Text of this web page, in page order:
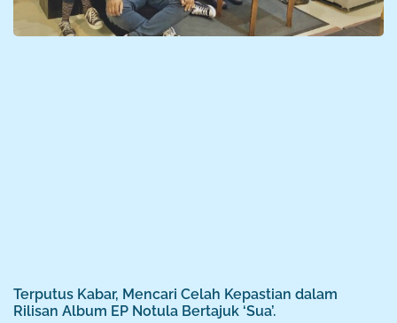
Terputus Kabar, Mencari Celah Kepastian dalam
Rilisan Album EP Notula Bertajuk ‘Sua’.